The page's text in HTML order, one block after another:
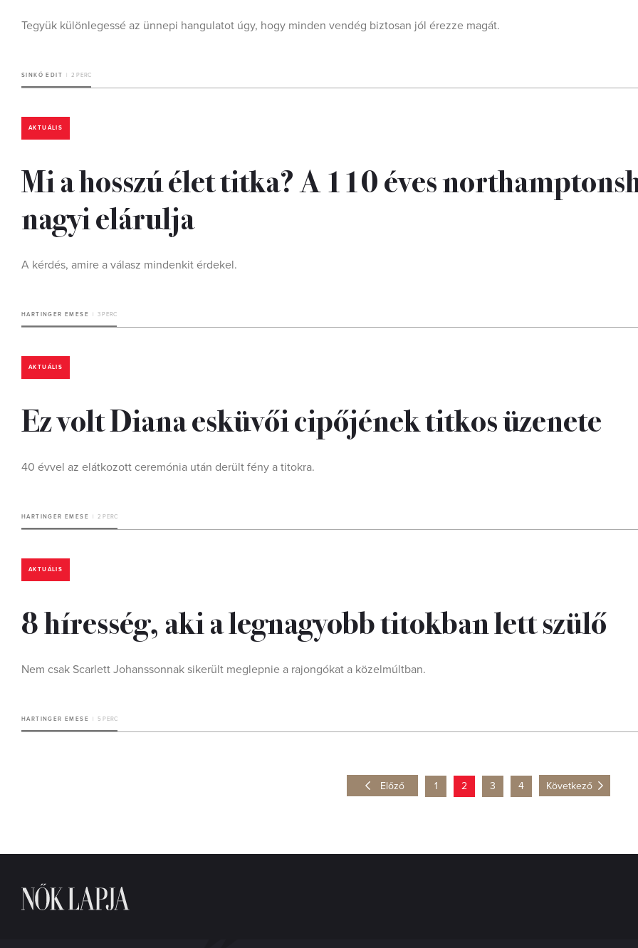
Tegyük különlegessé az ünnepi hangulatot úgy, hogy minden vendég biztosan jól érezze magát.
SINKÓ EDIT 2 PERC
AKTUÁLIS
Mi a hosszú élet titka? A 110 éves
nagyi elárulja
A kérdés, amire a válasz mindenkit érdekel.
HARTINGER EMESE 3 PERC
AKTUÁLIS
Ez volt Diana esküvői cipőjének titkos üzenete
40 évvel az elátkozott ceremónia után derült fény a titokra.
HARTINGER EMESE 2 PERC
AKTUÁLIS
8 híresség, aki a legnagyobb titokban lett szülő
Nem csak Scarlett Johanssonnak sikerült meglepnie a rajongókat a közelmúltban.
HARTINGER EMESE 5 PERC
Előző 1 2 3 4 Következő